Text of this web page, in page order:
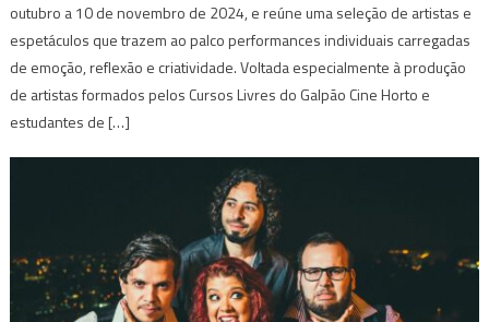
outubro a 10 de novembro de 2024, e reúne uma seleção de artistas e
espetáculos que trazem ao palco performances individuais carregadas
de emoção, reflexão e criatividade. Voltada especialmente à produção
de artistas formados pelos Cursos Livres do Galpão Cine Horto e
estudantes de […]